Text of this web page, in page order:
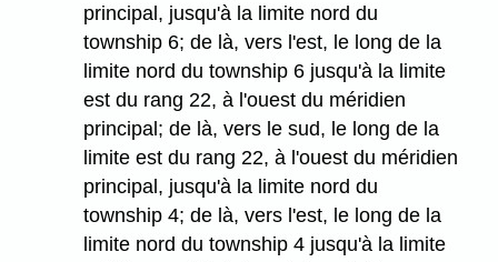
principal, jusqu'à la limite nord du
township 6; de là, vers l'est, le long de la
limite nord du township 6 jusqu'à la limite
est du rang 22, à l'ouest du méridien
principal; de là, vers le sud, le long de la
limite est du rang 22, à l'ouest du méridien
principal, jusqu'à la limite nord du
township 4; de là, vers l'est, le long de la
limite nord du township 4 jusqu'à la limite